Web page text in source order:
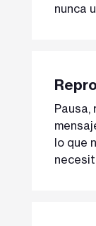
nunca
lo que